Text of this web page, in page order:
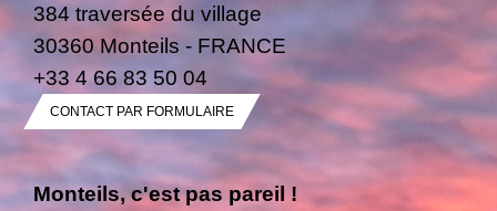
384 traversée du village
30360 Monteils - FRANCE
+33 4 66 83 50 04
CONTACT PAR FORMULAIRE
Monteils, c'est pas pareil !